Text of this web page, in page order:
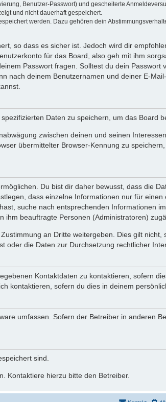
Benutzer-Passwort) und gescheiterte
und nicht dauerhaft gespeichert.
werden. Dazu gehören dein
so dass es sicher ist. Jedoch wird dir
für das Board, also geh mit ihm
Passwort fragen. Solltest du dein
nach deinem Benutzernamen und deiner E-
Daten zu speichern, um das Board
zwischen deinen und seinen
übermittelter Browser-Kennung zu
Du bist dir daher bewusst, dass die
dass einzelne Informationen nur für
suche nach entsprechenden Informationen
beauftragte Personen (Administratoren)
an Dritte weitergeben. Dies gilt
die Daten zur Durchsetzung rechtlicher
Kontaktdaten zu kontaktieren, sofern
kontaktieren, sofern du dies in deinem
umfassen. Sofern der Betreiber in anderen
sind.
Kontaktiere hierzu bitte den Betreiber.